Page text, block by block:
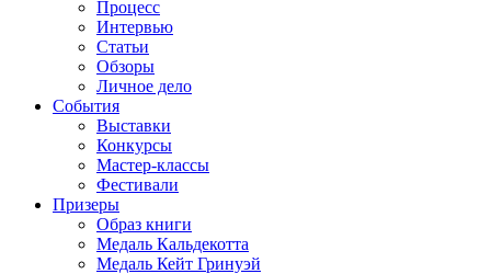
Процесс
Интервью
Статьи
Обзоры
Личное дело
События
Выставки
Конкурсы
Мастер-классы
Фестивали
Призеры
Образ книги
Медаль Кальдекотта
Медаль Кейт Гринуэй